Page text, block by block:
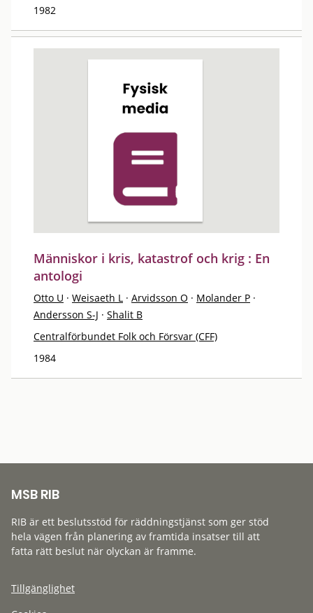
1982
Människor i kris, katastrof och krig : En
antologi
Otto U · Weisaeth L · Arvidsson O · Molander P ·
Andersson S-J · Shalit B
Centralförbundet Folk och Försvar (CFF)
1984
MSB RIB
RIB är ett beslutsstöd för räddningstjänst som ger stöd
hela vägen från planering av framtida insatser till att
fatta rätt beslut när olyckan är framme.
Tillgänglighet